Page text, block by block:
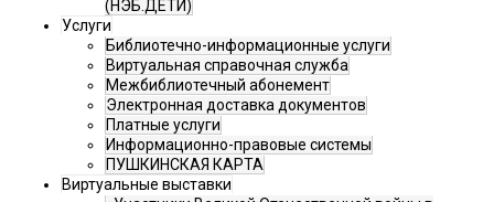
(НЭБ.ДЕТИ)
Услуги
Библиотечно-информационные услуги
Виртуальная справочная служба
Межбиблиотечный абонемент
Электронная доставка документов
Платные услуги
Информационно-правовые системы
ПУШКИНСКАЯ КАРТА
Виртуальные выставки